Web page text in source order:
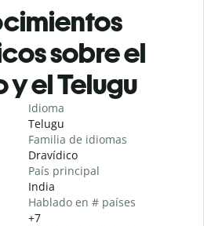
sobre el
y el Telugu
Idioma
Telugu
Familia de idiomas
Dravídico
País principal
India
Hablado en # países
+7